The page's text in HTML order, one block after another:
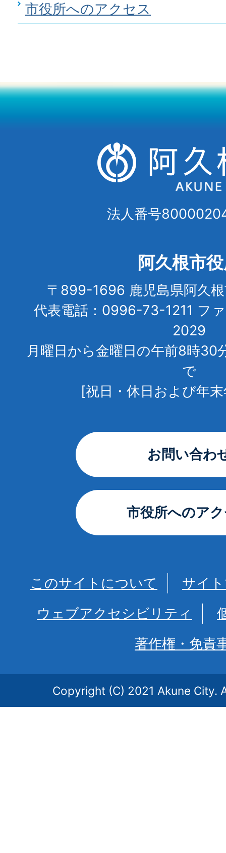
市役所へのアクセス
法人番号
阿久根市
〒899-1696 鹿児島県阿久
代表電話：0996-73-1211 フ
2029
月曜日から金曜日の午前8時30
で
[祝日・休日および年
お問い合わ
市役所へのア
このサイトについて
サイ
ウェブアクセシビリティ
著作権・免責
Copyright (C) 2021 Akune City.